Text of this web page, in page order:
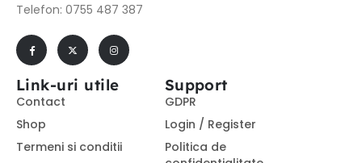
Telefon: 0755 487 387
Link-uri utile
Contact
Shop
Termeni si conditii
Support
GDPR
Login / Register
Politica de